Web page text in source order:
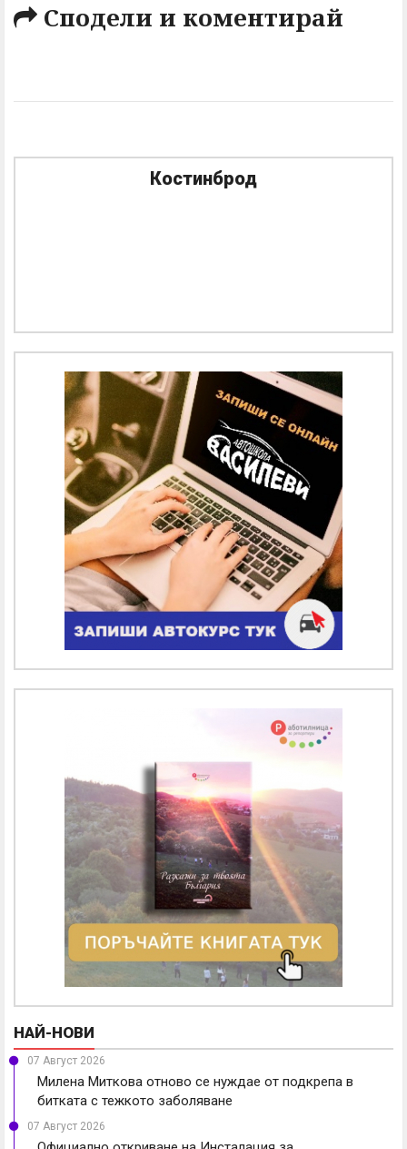
Сподели и коментирай
Костинброд
НАЙ-НОВИ
07 Август 2026
Милена Миткова отново се нуждае от подкрепа в
битката с тежкото заболяване
07 Август 2026